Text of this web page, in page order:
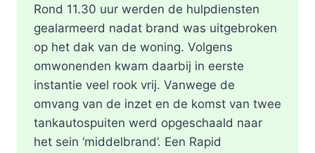
Rond 11.30 uur werden de hulpdiensten
gealarmeerd nadat brand was uitgebroken
op het dak van de woning. Volgens
omwonenden kwam daarbij in eerste
instantie veel rook vrij. Vanwege de
omvang van de inzet en de komst van twee
tankautospuiten werd opgeschaald naar
het sein ‘middelbrand’. Een Rapid